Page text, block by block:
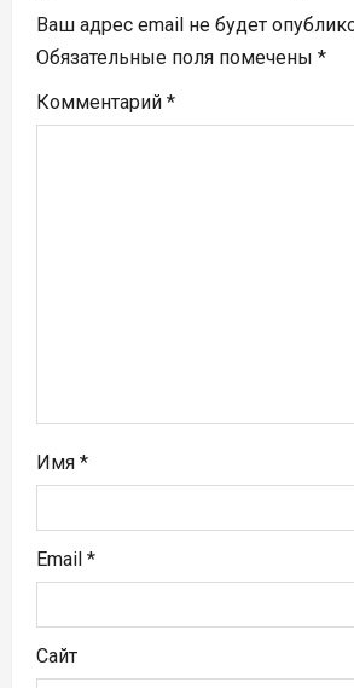
я
п
я
Ваш адрес email не будет
Обязательные поля помечены *
Комментарий *
Имя *
Email *
Сайт